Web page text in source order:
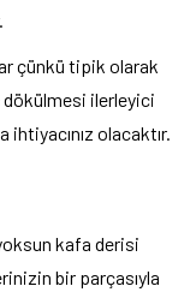
çünkü tipik olarak
dökülmesi ilerleyici
olacaktır.
kafa derisi
bir parçasıyla